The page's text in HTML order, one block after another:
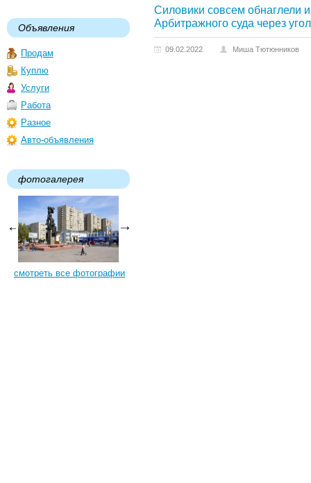
Объявления
Продам
Куплю
Услуги
Работа
Разное
Авто-объявления
фотогалерея
смотреть все фотографии
Силовики совсем обнаглели
Арбитражного суда через
09.02.2022 Миша Тютюнников